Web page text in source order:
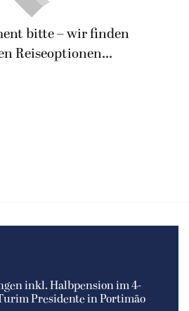
bitte – wir finden
Reiseoptionen...
inkl. Halbpension im 4-
Presidente in Portimão